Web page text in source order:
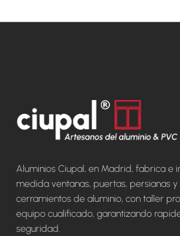
Aluminios Ciupal, en Madrid, fabrica e
medida ventanas, puertas, persianas y
cerramientos de aluminio, con taller
equipo cualificado, garantizando
seguridad.